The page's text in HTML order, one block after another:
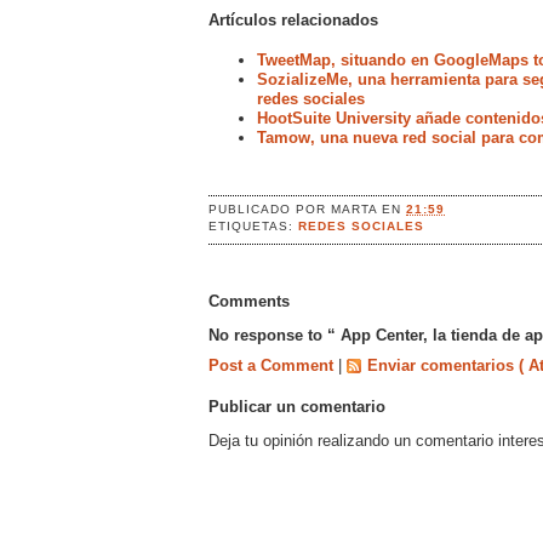
Artículos relacionados
TweetMap, situando en GoogleMaps
SozializeMe, una herramienta para
redes sociales
HootSuite University añade
Tamow, una nueva red social para
PUBLICADO PORMARTAEN21:59
ETIQUETAS:REDES SOCIALES
Comments
No response to “ App Center, la tienda de
Post a Comment
Enviar comentarios (
Publicar un comentario
Deja tu opinión realizando un comentario